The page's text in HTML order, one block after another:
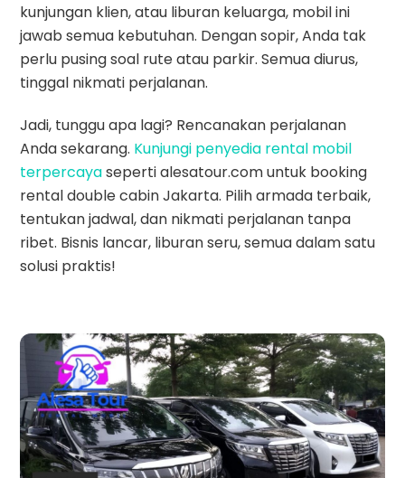
kunjungan klien, atau liburan keluarga, mobil ini
jawab semua kebutuhan. Dengan sopir, Anda tak
perlu pusing soal rute atau parkir. Semua diurus,
tinggal nikmati perjalanan.
Jadi, tunggu apa lagi? Rencanakan perjalanan
Anda sekarang. Kunjungi penyedia rental mobil
terpercayaseperti alesatour.com untuk booking
rental double cabin Jakarta. Pilih armada terbaik,
tentukan jadwal, dan nikmati perjalanan tanpa
ribet. Bisnis lancar, liburan seru, semua dalam satu
solusi praktis!